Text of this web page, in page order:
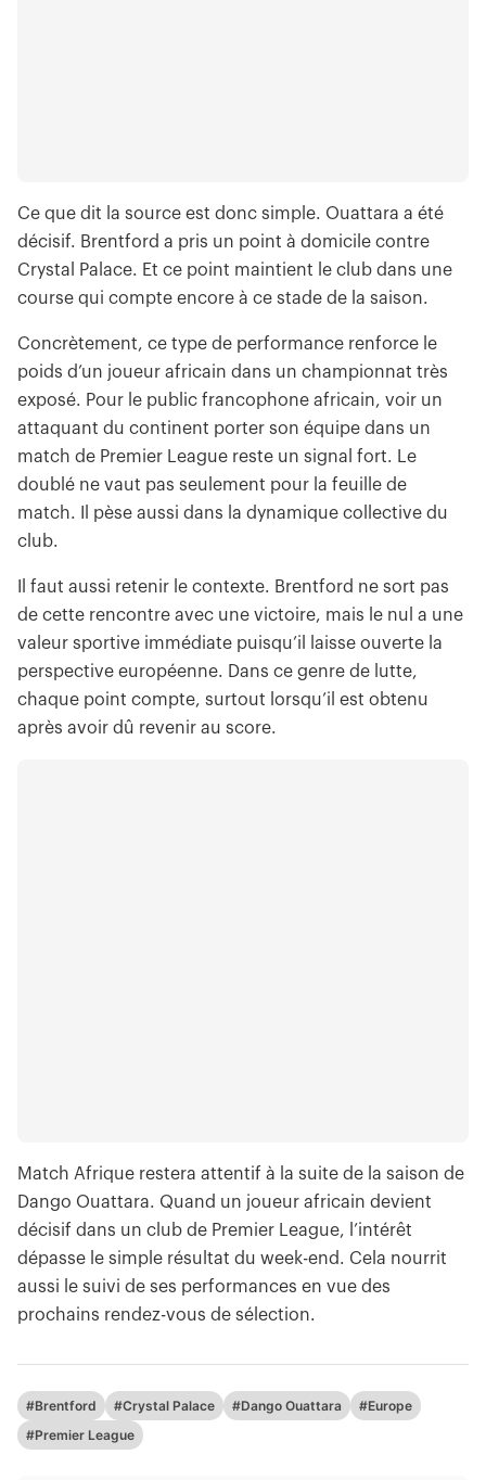
Ce que dit la source est donc simple. Ouattara a été
décisif. Brentford a pris un point à domicile contre
Crystal Palace. Et ce point maintient le club dans une
course qui compte encore à ce stade de la saison.
Concrètement, ce type de performance renforce le
poids d’un joueur africain dans un championnat très
exposé. Pour le public francophone africain, voir un
attaquant du continent porter son équipe dans un
match de Premier League reste un signal fort. Le
doublé ne vaut pas seulement pour la feuille de
match. Il pèse aussi dans la dynamique collective du
club.
Il faut aussi retenir le contexte. Brentford ne sort pas
de cette rencontre avec une victoire, mais le nul a une
valeur sportive immédiate puisqu’il laisse ouverte la
perspective européenne. Dans ce genre de lutte,
chaque point compte, surtout lorsqu’il est obtenu
après avoir dû revenir au score.
Match Afrique restera attentif à la suite de la saison de
Dango Ouattara. Quand un joueur africain devient
décisif dans un club de Premier League, l’intérêt
dépasse le simple résultat du week-end. Cela nourrit
aussi le suivi de ses performances en vue des
prochains rendez-vous de sélection.
#Brentford #Crystal Palace #Dango Ouattara
#Europe
#Premier League